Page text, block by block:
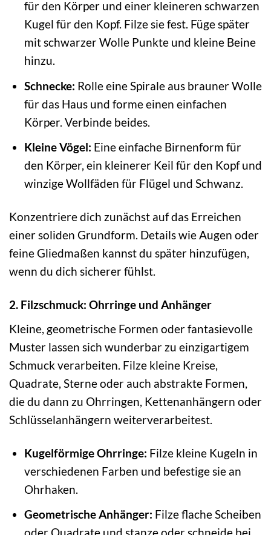
für den Körper und einer kleineren schwarzen
Kugel für den Kopf. Filze sie fest. Füge später
mit schwarzer Wolle Punkte und kleine Beine
hinzu.
Schnecke: Rolle eine Spirale aus brauner Wolle
für das Haus und forme einen einfachen
Körper. Verbinde beides.
Kleine Vögel: Eine einfache Birnenform für
den Körper, ein kleinerer Keil für den Kopf und
winzige Wollfäden für Flügel und Schwanz.
Konzentriere dich zunächst auf das Erreichen
einer soliden Grundform. Details wie Augen oder
feine Gliedmaßen kannst du später hinzufügen,
wenn du dich sicherer fühlst.
2. Filzschmuck: Ohrringe und Anhänger
Kleine, geometrische Formen oder fantasievolle
Muster lassen sich wunderbar zu einzigartigem
Schmuck verarbeiten. Filze kleine Kreise,
Quadrate, Sterne oder auch abstrakte Formen,
die du dann zu Ohrringen, Kettenanhängern oder
Schlüsselanhängern weiterverarbeitest.
Kugelförmige Ohrringe: Filze kleine Kugeln in
verschiedenen Farben und befestige sie an
Ohrhaken.
Geometrische Anhänger: Filze flache Scheiben